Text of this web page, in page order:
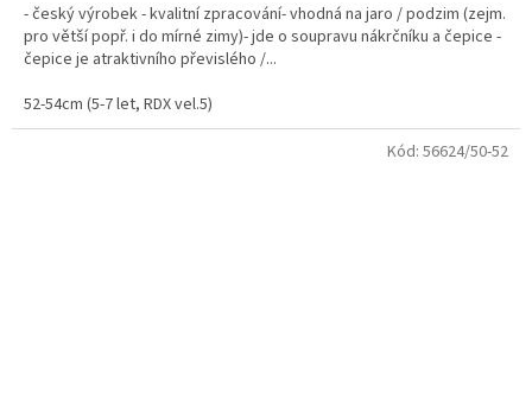
- český výrobek - kvalitní zpracování- vhodná na jaro / podzim (zejm.
pro větší popř. i do mírné zimy)- jde o soupravu nákrčníku a čepice -
čepice je atraktivního převislého /...
52-54cm (5-7 let, RDX vel.5)
Kód: 56624/50-52